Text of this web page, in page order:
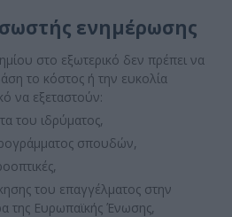
ενημέρωσης
στο εξωτερικό δεν πρέπει να
το κόστος ή την ευκολία
να εξεταστούν:
του ιδρύματος,
σπουδών,
του επαγγέλματος στην
της Ευρωπαϊκής Ένωσης,